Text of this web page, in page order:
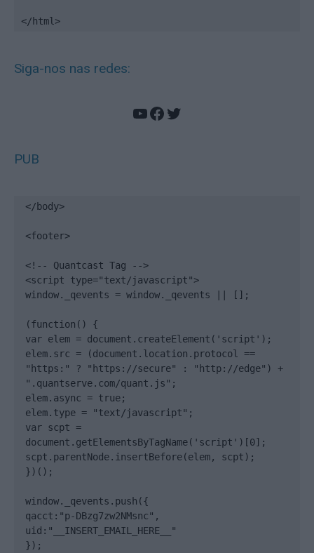
</html>
Siga-nos nas redes:
YouTube
Facebook
Twitter
PUB
</body>
<footer>
<!-- Quantcast Tag -->
<script type="text/javascript">
window._qevents = window._qevents || [];
(function() {
var elem = document.createElement('script');
elem.src = (document.location.protocol ==
"https:" ? "https://secure" : "http://edge") +
".quantserve.com/quant.js";
elem.async = true;
elem.type = "text/javascript";
var scpt =
document.getElementsByTagName('script')[0];
scpt.parentNode.insertBefore(elem, scpt);
})();
window._qevents.push({
qacct:"p-DBzg7zw2NMsnc",
uid:"__INSERT_EMAIL_HERE__"
});